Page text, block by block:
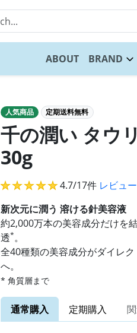
ABOUT BRAND
人気商品 定期送料無料
千の潤い タウ
30g
★★★★★4.7/17件 レビュ
新次元に潤う 溶ける針美容液
約2,000万本の美容成分だけを
透*。
全40種類の美容成分がダイレ
へ。
* 角質層まで
通常購入 定期購入